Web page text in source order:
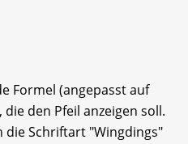
Formel (angepasst auf
den Pfeil anzeigen soll.
die Schriftart "Wingdings"